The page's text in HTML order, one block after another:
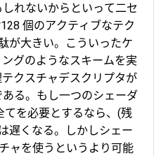
れないからといって二セ
個のアクティブなテク
が大きい。こういったケ
グのようなスキームを実
クスチャデスクリプタが
る。もし一つのシェーダ
てを必要とするなら、(残
遅くなる。しかしシェー
ャを使うというより可能